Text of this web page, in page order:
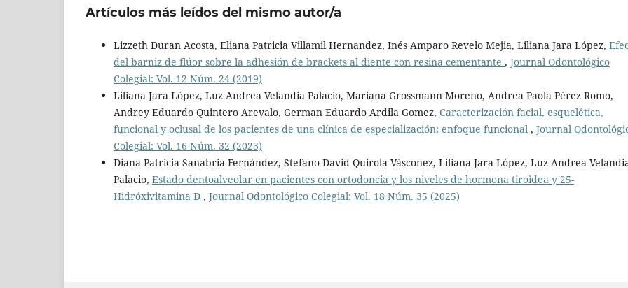
Artículos más leídos del mismo autor/a
Lizzeth Duran Acosta, Eliana Patricia Villamil Hernandez, Inés Amparo Revelo Mejia, Liliana Jara López,
del barniz de flúor sobre la adhesión de brackets al diente con resina cementante , Journal Odontológico
Colegial: Vol. 12 Núm. 24 (2019)
Liliana Jara López, Luz Andrea Velandia Palacio, Mariana Grossmann Moreno, Andrea Paola Pérez Romo,
Andrey Eduardo Quintero Arevalo, German Eduardo Ardila Gomez, Caracterización facial, esquelética,
funcional y oclusal de los pacientes de una clínica de especialización: enfoque funcional , Journal
Colegial: Vol. 16 Núm. 32 (2023)
Diana Patricia Sanabria Fernández, Stefano David Quirola Vásconez, Liliana Jara López, Luz Andrea
Palacio, Estado dentoalveolar en pacientes con ortodoncia y los niveles de hormona tiroidea y 25-
Hidróxivitamina D , Journal Odontológico Colegial: Vol. 18 Núm. 35 (2025)